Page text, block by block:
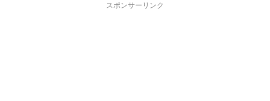
スポンサーリンク